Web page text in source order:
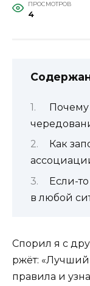
ПРОСМОТРОВ
4
Почему
Как
Если-
в любой
Спорил я с
ржёт: «Лучший
правила и